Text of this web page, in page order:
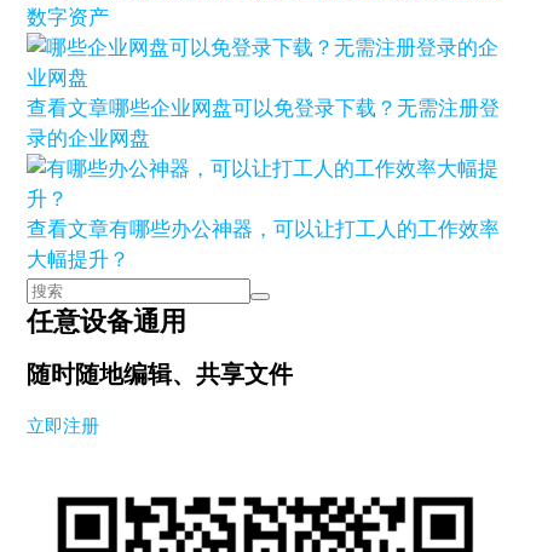
数字资产
查看文章哪些企业网盘可以免登录下载？无需注册登
录的企业网盘
查看文章有哪些办公神器，可以让打工人的工作效率
大幅提升？
任意设备通用
随时随地编辑、共享文件
立即注册